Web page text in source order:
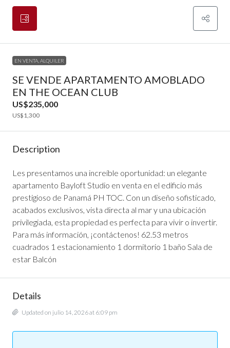
EN VENTA, ALQUILER
SE VENDE APARTAMENTO AMOBLADO
EN THE OCEAN CLUB
US$235,000
US$1,300
Description
Les presentamos una increíble oportunidad: un elegante
apartamento Bayloft Studio en venta en el edificio más
prestigioso de Panamá PH TOC. Con un diseño sofisticado,
acabados exclusivos, vista directa al mar y una ubicación
privilegiada, esta propiedad es perfecta para vivir o invertir.
Para más información, ¡contáctenos! 62.53 metros
cuadrados 1 estacionamiento 1 dormitorio 1 baño Sala de
estar Balcón
Details
Updated on julio 14, 2026 at 6:09 pm